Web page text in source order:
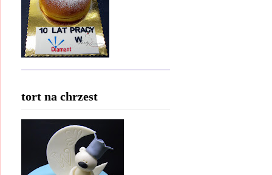
tort na chrzest